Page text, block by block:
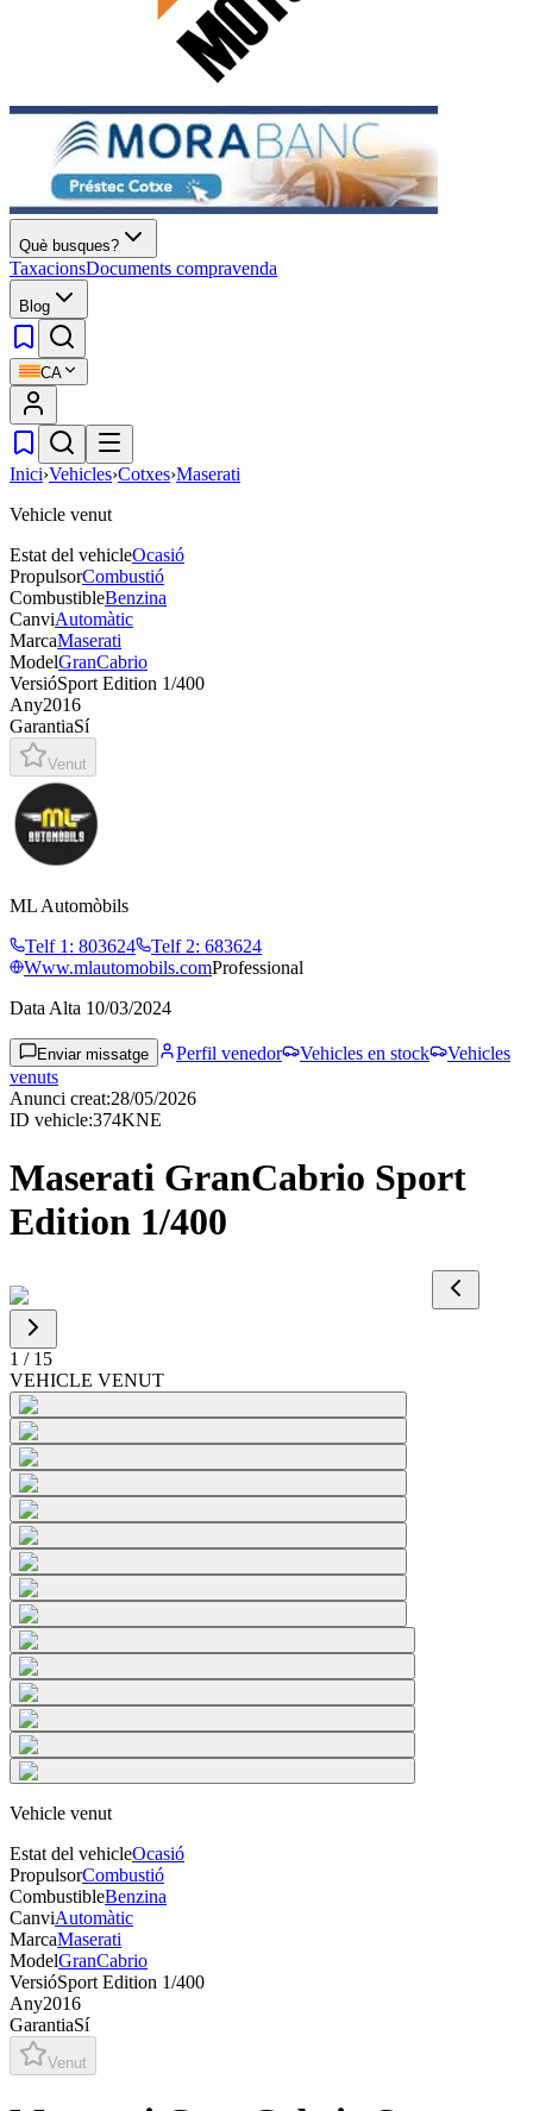
Què busques?
TaxacionsDocuments compravenda
Blog
CA
Inici›Vehicles›Cotxes›Maserati
Vehicle venut
Estat del vehicleOcasió
PropulsorCombustió
CombustibleBenzina
CanviAutomàtic
MarcaMaserati
ModelGranCabrio
VersióSport Edition 1/400
Any2016
GarantiaSí
Venut
ML Automòbils
Telf 1 : 803624 Telf 2: 683624
Www.mlautomobils.comProfessional
Data Alta 10/03/2024
Enviar missatge Perfil venedor Vehicles en stock
Vehicles
venuts
Anunci creat:28/05/2026
ID vehicle:374KNE
Maserati GranCabrio Sport
Edition 1/400
1 / 15
VEHICLE VENUT
Vehicle venut
Estat del vehicleOcasió
PropulsorCombustió
CombustibleBenzina
CanviAutomàtic
MarcaMaserati
ModelGranCabrio
VersióSport Edition 1/400
Any2016
GarantiaSí
Venut